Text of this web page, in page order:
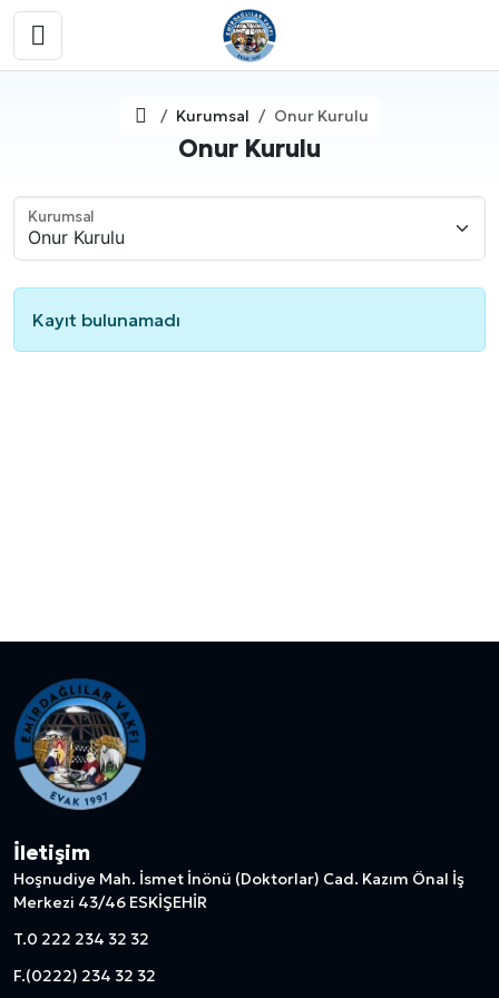
Ana SayfaKurumsal Onur Kurulu
Onur Kurulu
Kurumsal
Kayıt bulunamadı
İletişim
Hoşnudiye Mah. İsmet İnönü (Doktorlar) Cad. Kazım Önal İş
Merkezi 43/46 ESKİŞEHİR
T.0 222 234 32 32
F.(0222) 234 32 32